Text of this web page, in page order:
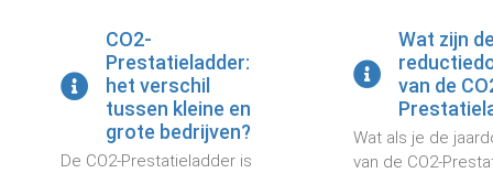
CO2-
Prestatieladder:
het verschil
tussen kleine en
grote bedrijven?
De CO2-Prestatieladder is
Wat zijn
van de
Wat als je de
van de CO2-